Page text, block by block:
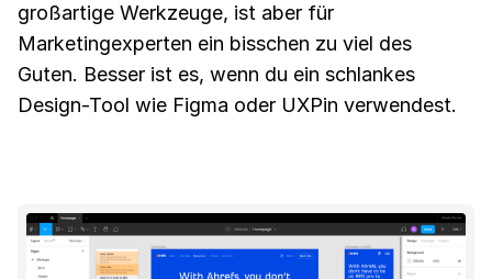
großartige Werkzeuge, ist aber für
Marketingexperten ein bisschen zu viel des
Guten. Besser ist es, wenn du ein schlankes
Design-Tool wie Figma oder UXPin verwendest.